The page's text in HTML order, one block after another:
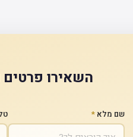
השאירו פרטים
שם מלא *